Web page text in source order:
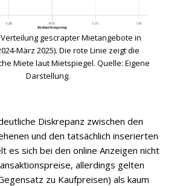
gescrapter Mietangebote in
März 2025). Die rote Linie zeigt die
Miete laut Mietspiegel. Quelle: Eigene
Darstellung.
Diskrepanz zwischen den
und den tatsächlich inserierten
es sich bei den online Anzeigen nicht
allerdings gelten
zu Kaufpreisen) als kaum